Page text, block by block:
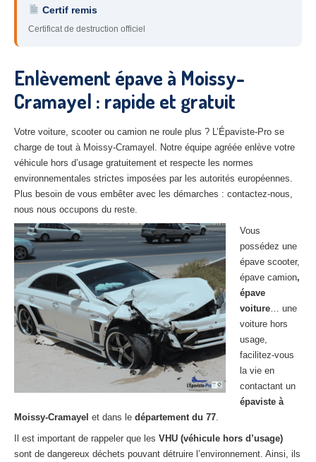
45 – Loiret
10– Aube
Tousles secteurs
Centreagréé VHU Paris 75 : casse auto avec destruction
Centreagréé VHU 77 : casse auto avec destruction
Centreagréé VHU 78 : casse auto avec destruction
Centreagréé VHU 91 : casse auto avec destruction
Centre agréé VHU 92 : casse auto avec destruction
Centreagréé VHU 93 : casse auto avec destruction
agréé VHU 94 : casse auto avec destruction
Centreagréé VHU 95 : casse auto avec destruction
DOCUMENTS À JOINDRE
Certif remis
Certificat de destruction officiel
Enlèvement épave à Moissy-
Cramayel : rapide et gratuit
Votre voiture, scooter ou camion ne roule plus ? L’Épaviste-Pro se
charge de tout à Moissy-Cramayel. Notre équipe agréée enlève votre
véhicule hors d’usage gratuitement et respecte les normes
environnementales strictes imposées par les autorités européennes.
Plus besoin de vous embêter avec les démarches : contactez-nous,
nous nous occupons du reste.
Vous
possédez une
épave scooter,
épave camion,
épave
voiture… une
voiture hors
usage,
facilitez-vous
la vie en
contactant un
épaviste à
Moissy-Cramayel et dans le département du 77.
Il est important de rappeler que les VHU (véhicule hors d’usage)
sont de dangereux déchets pouvant détruire l’environnement. Ainsi, ils